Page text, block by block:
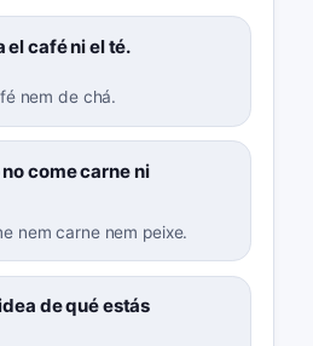
el café ni el té.
nem de chá.
come carne ni
nem carne nem peixe.
de qué estás